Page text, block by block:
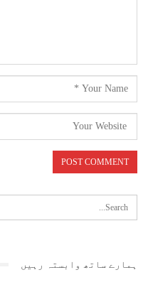
ہمارے ساتھ وابستہ رہیں